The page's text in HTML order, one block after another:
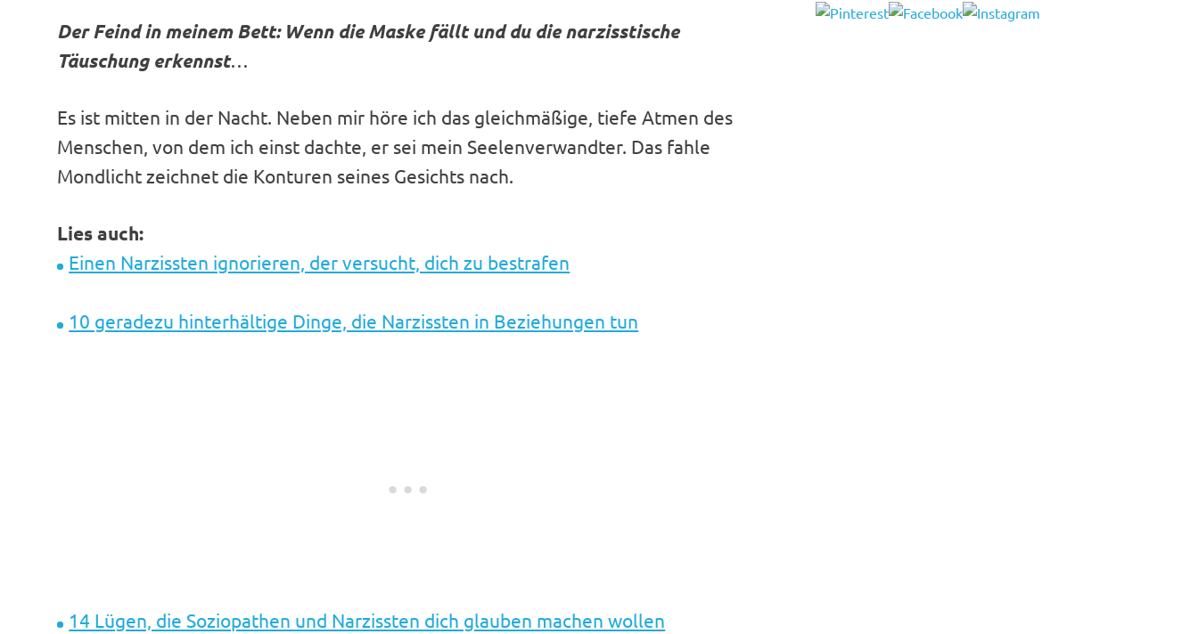
Der Feind in meinem Bett: Wenn die Maske fällt und du die narzisstische
Täuschung erkennst…
Es ist mitten in der Nacht. Neben mir höre ich das gleichmäßige, tiefe Atmen des
Menschen, von dem ich einst dachte, er sei mein Seelenverwandter. Das fahle
Mondlicht zeichnet die Konturen seines Gesichts nach.
Lies auch:
Einen Narzissten ignorieren, der versucht, dich zu bestrafen
10 geradezu hinterhältige Dinge, die Narzissten in Beziehungen tun
14 Lügen, die Soziopathen und Narzissten dich glauben machen wollen